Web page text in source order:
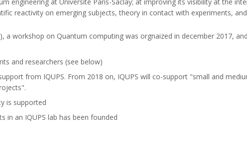
reactivity on emerging subjects, theory in contact with experiments,
a workshop on Quantum computing was orgnaized in december 2017,
and researchers (see below)
from IQUPS. From 2018 on, IQUPS will co-support "small and
is supported
in an IQUPS lab has been founded